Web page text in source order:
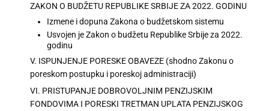
ZAKON O BUDŽETU REPUBLIKE SRBIJE ZA 2022. GODINU
Izmene i dopuna Zakona o budžetskom sistemu
Usvojen je Zakon o budžetu Republike Srbije za 2022.
godinu
V. ISPUNJENJE PORESKE OBAVEZE (shodno Zakonu o
poreskom postupku i poreskoj administraciji)
VI. PRISTUPANJE DOBROVOLJNIM PENZIJSKIM
FONDOVIMA I PORESKI TRETMAN UPLATA PENZIJSKOG